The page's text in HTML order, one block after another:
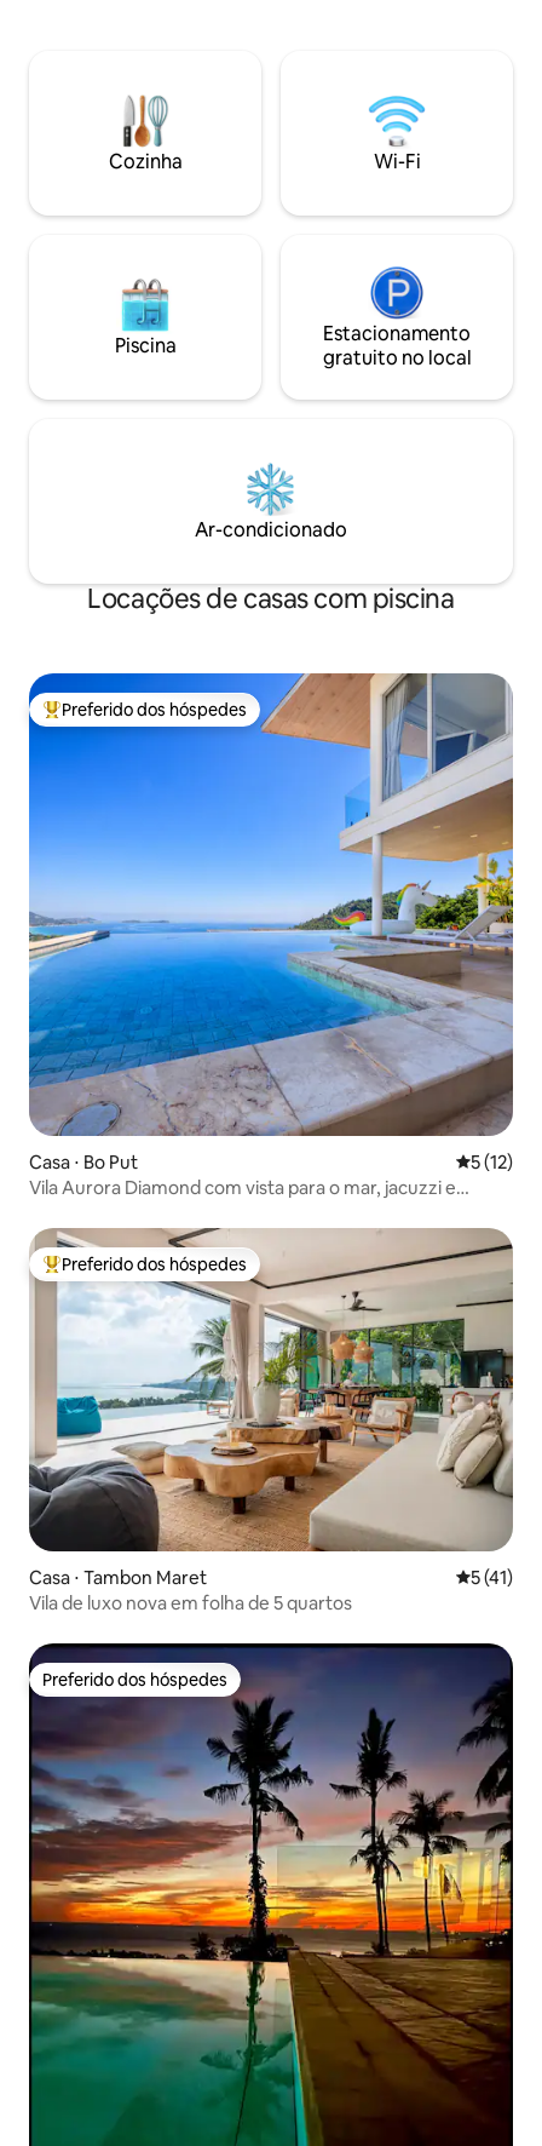
hora, para que você possa relaxar
completamente. Perfeito para famílias
ou grupos que buscam privacidade,
conforto e luxo a poucos minutos de
A praia de
distância Esta espaçosa villa de 280 m² é
tranquila e
academia
Cozinha Wi-Fi
Piscina
Estacionamento
gratuito no local
Ar-condicionado
Locações de casas com piscina
Entre os melhores preferidos dos hóspedes
Preferido dos hóspedes
Casa ⋅ Bo Put 5 de uma
5 (12)
Vila Aurora Diamond com vista para o mar, jacuzzi e
Entre os melhores preferidos dos hóspedes
Preferido dos hóspedes
Casa ⋅ Tambon Maret 5 de uma
5 (41)
Vila de luxo nova em folha de 5 quartos
Preferido dos hóspedes
Preferido dos hóspedes